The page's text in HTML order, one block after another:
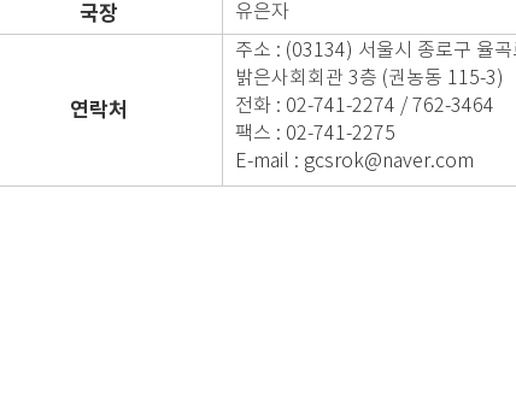
국장 유은자
연락처
주소 : (03134) 서울시 종로구 율
밝은사회회관 3층 (권농동 115-3)
전화 : 02-741-2274 / 762-3464
팩스 : 02-741-2275
E-mail : gcsrok@naver.com